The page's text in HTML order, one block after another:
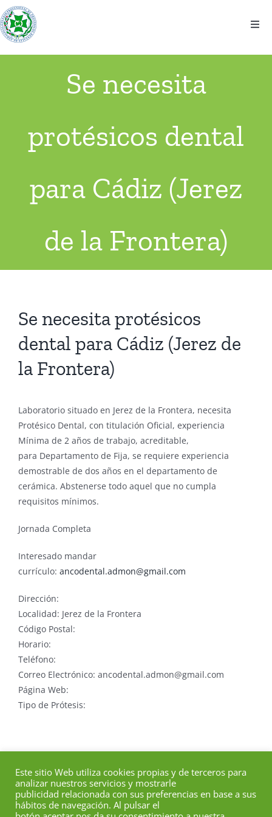
Saltar
al
contenido
El colegio
Información
Noticias
Eventos
Se necesita
protésicos dental
para Cádiz (Jerez
de la Frontera)
Se necesita protésicos
dental para Cádiz (Jerez de
la Frontera)
Laboratorio situado en Jerez de la Frontera, necesita
Protésico Dental, con titulación Oficial, experiencia
Mínima de 2 años de trabajo, acreditable,
para Departamento de Fija, se requiere experiencia
demostrable de dos años en el departamento de
cerámica. Abstenerse todo aquel que no cumpla
requisitos mínimos.
Jornada Completa
Interesado mandar
currículo: ancodental.admon@gmail.com
Dirección:
Localidad: Jerez de la Frontera
Código Postal:
Horario:
Teléfono:
Correo Electrónico: ancodental.admon@gmail.com
Página Web:
Tipo de Prótesis:
Este sitio Web utiliza cookies propias y de terceros para
analizar nuestros servicios y mostrarle
publicidad relacionada con sus preferencias en base a sus
hábitos de navegación. Al pulsar el